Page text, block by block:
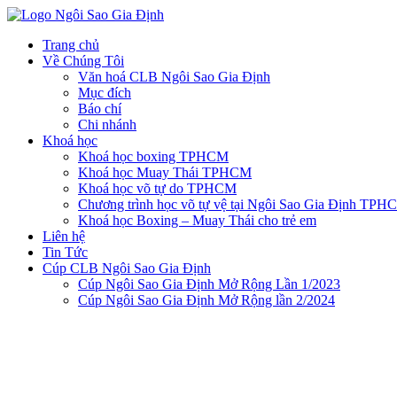
Trang chủ
Về Chúng Tôi
Văn hoá CLB Ngôi Sao Gia Định
Mục đích
Báo chí
Chi nhánh
Khoá học
Khoá học boxing TPHCM
Khoá học Muay Thái TPHCM
Khoá học võ tự do TPHCM
Chương trình học võ tự vệ tại Ngôi Sao Gia Định
Khoá học Boxing – Muay Thái cho trẻ em
Liên hệ
Tin Tức
Cúp CLB Ngôi Sao Gia Định
Cúp Ngôi Sao Gia Định Mở Rộng Lần 1/2023
Cúp Ngôi Sao Gia Định Mở Rộng lần 2/2024